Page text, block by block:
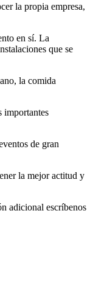
la propia empresa,
en sí. La
que se
la comida
importantes
de gran
la mejor actitud y
adicional escríbenos